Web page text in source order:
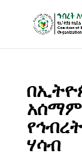
አሰማም
ሃሳብ